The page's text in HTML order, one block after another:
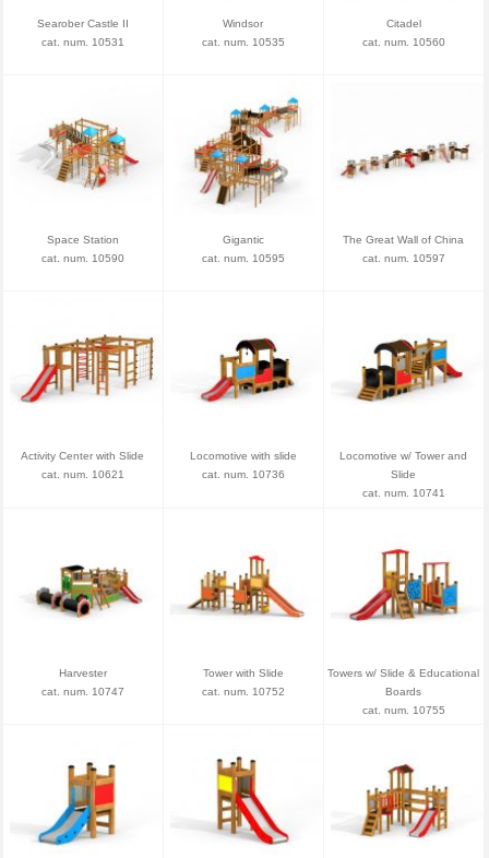
Searober Castle II
cat. num. 10531
Windsor
cat. num. 10535
Citadel
cat. num. 10560
Space Station
cat. num. 10590
Gigantic
cat. num. 10595
The Great Wall of China
cat. num. 10597
Activity Center with Slide
cat. num. 10621
Locomotive with slide
cat. num. 10736
Locomotive w/ Tower and
Slide
cat. num. 10741
Harvester
cat. num. 10747
Tower with Slide
cat. num. 10752
Towers w/ Slide & Educational
Boards
cat. num. 10755